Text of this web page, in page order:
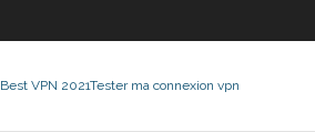
Best VPN 2021Tester ma connexion vpn